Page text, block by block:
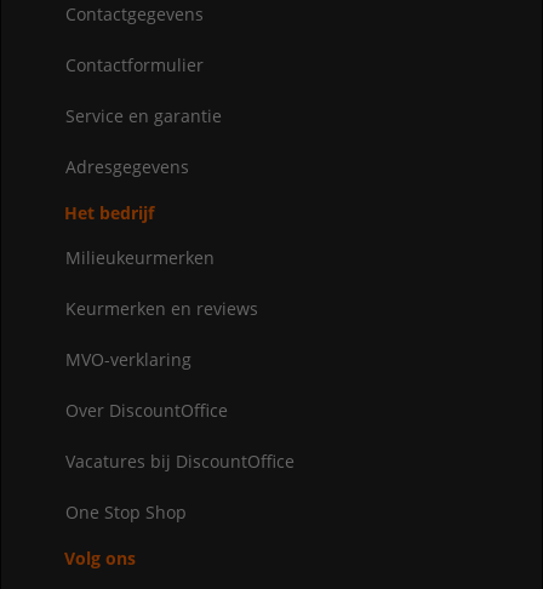
Contactgegevens
Contactformulier
Service en garantie
Adresgegevens
Het bedrijf
Milieukeurmerken
Keurmerken en reviews
MVO-verklaring
Over DiscountOffice
Vacatures bij DiscountOffice
One Stop Shop
Volg ons